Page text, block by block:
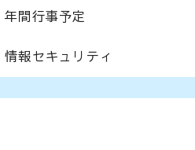
年間行事予定
情報セキュリティ